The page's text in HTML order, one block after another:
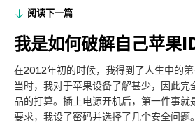
阅读下一篇
我是如何破解自己苹果
在2012年初的时候，我得到了人生中的第
当时，我对于苹果设备了解甚少，因此完
品的打算。插上电源开机后，第一件事就
要求，我设了密码并选择了几个安全问题。